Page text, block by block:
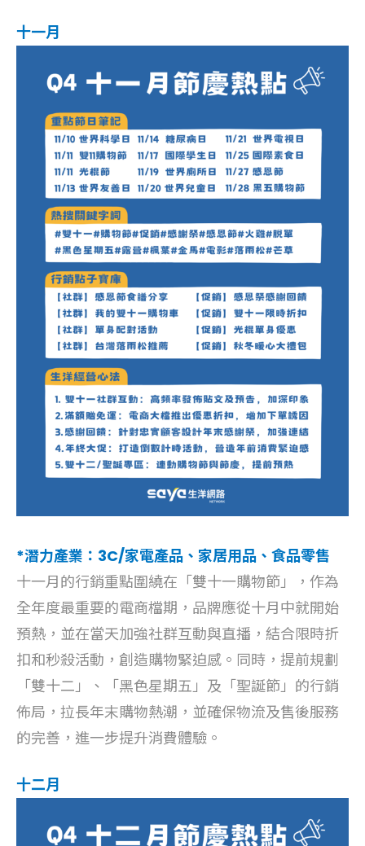
十一月
*潛力產業：3C/家電產品、家居用品、食品零售
十一月的行銷重點圍繞在「雙十一購物節」，作為
全年度最重要的電商檔期，品牌應從十月中就開始
預熱，並在當天加強社群互動與直播，結合限時折
扣和秒殺活動，創造購物緊迫感。同時，提前規劃
「雙十二」、「黑色星期五」及「聖誕節」的行銷
佈局，拉長年末購物熱潮，並確保物流及售後服務
的完善，進一步提升消費體驗。
十二月